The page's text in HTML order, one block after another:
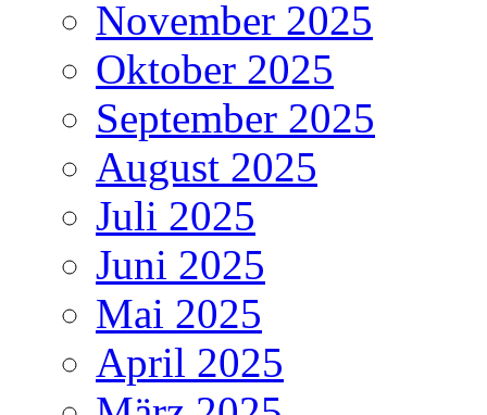
November 2025
Oktober 2025
September 2025
August 2025
Juli 2025
Juni 2025
Mai 2025
April 2025